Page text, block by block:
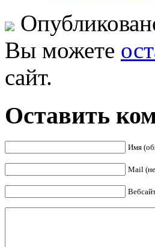
Вы можете
сайт.
Оставить
Имя
Mail (не